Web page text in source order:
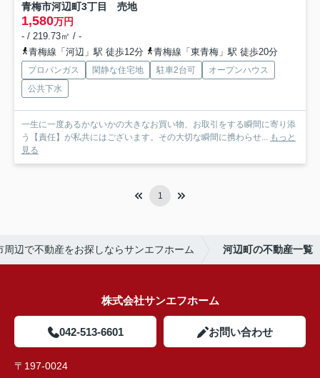
青梅市河辺町3丁目 売地
1,580万円
- / 219.73㎡ / -
青梅線「河辺」駅 徒歩12分
青梅線「東青梅」駅 徒歩20分
プロパンガス 閑静な住宅地 駐車2台可
オープンハウス
公共下水
一生に一度あるかないかの大きなお買い物、お取引をする瞬間に寄り添
う【責任】が私共にはございます。その大切な瞬間に携わらせ... もっと
見る
1
周辺で不動産をお探しならサンエフホーム 河辺町の不動産一覧
株式会社サンエフホーム
042-513-6601 お問い合わせ
〒197-0024